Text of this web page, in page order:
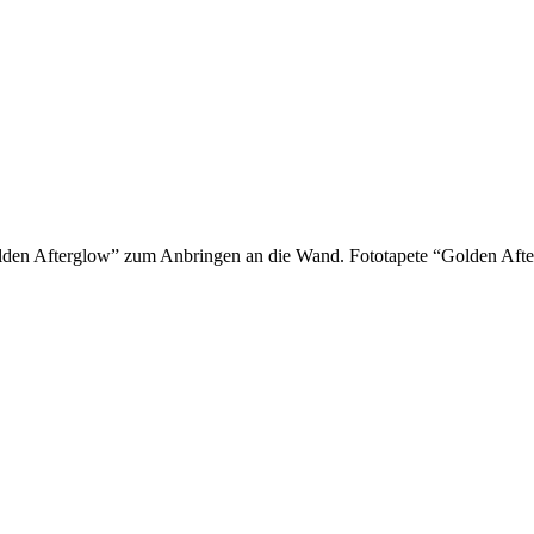
Afterglow” zum Anbringen an die Wand. Fototapete “Golden